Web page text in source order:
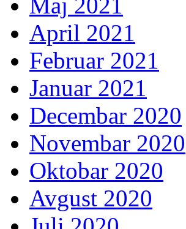
Maj 2021
April 2021
Februar 2021
Januar 2021
Decembar 2020
Novembar 2020
Oktobar 2020
Avgust 2020